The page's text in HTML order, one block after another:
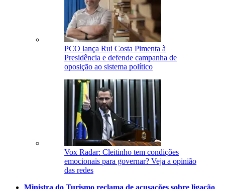
PCO lança Rui Costa Pimenta à
Presidência e defende campanha de
oposição ao sistema político
Vox Radar: Cleitinho tem condições
emocionais para governar? Veja a opinião
das redes